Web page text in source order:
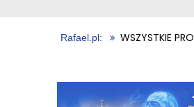
WSZYSTKIE